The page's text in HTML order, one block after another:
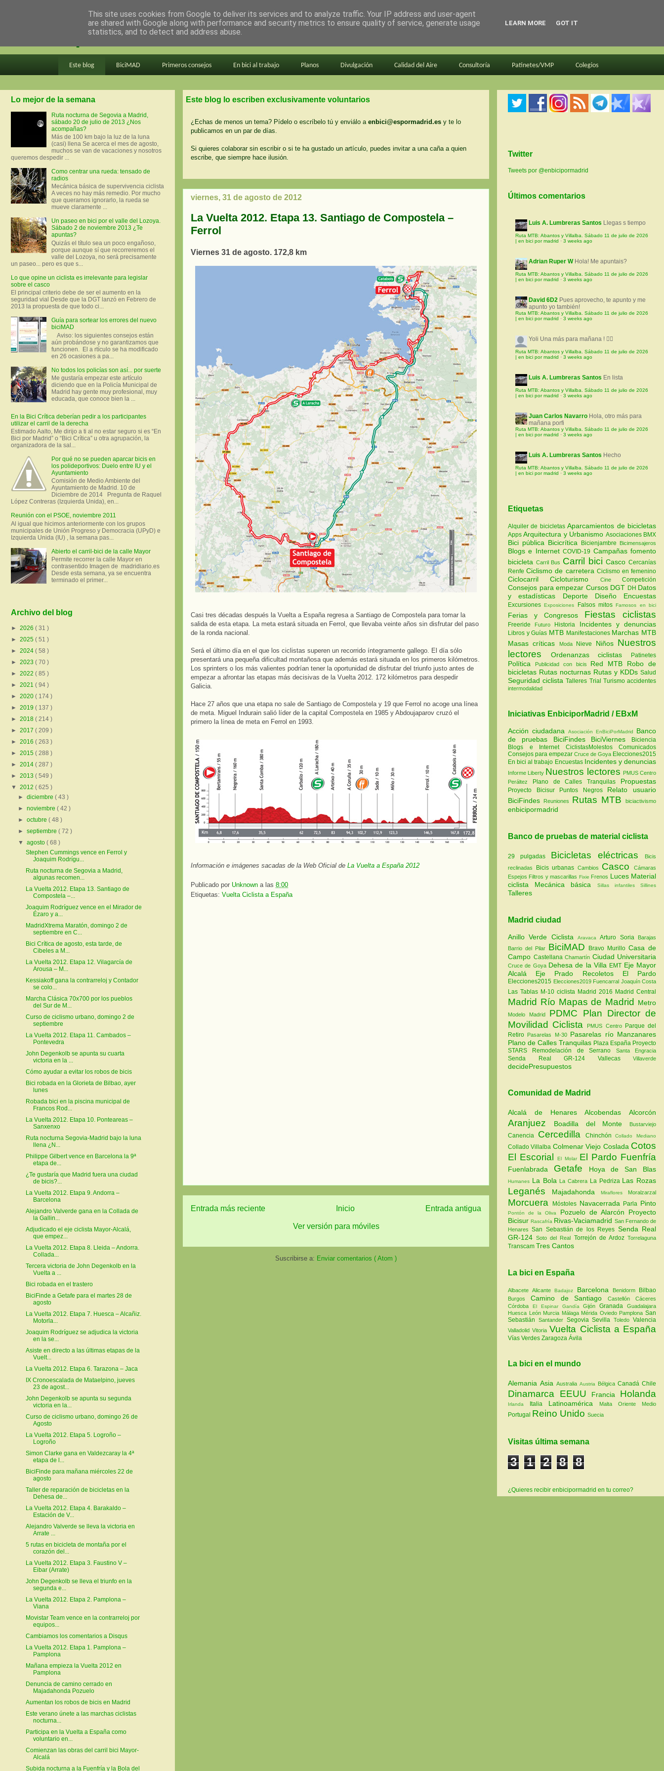
en bici por madrid
Este blog BiciMAD Primeros consejos En bici al trabajo Planos Divulgación Calidad del Aire Consultoría Patinetes/VMP Colegios
Este blog lo escriben exclusivamente voluntarios
¿Echas de menos un tema? Pídelo o escríbelo tú y enviálo a enbici@espormadrid.es y te lo
publicamos en un par de días.
Si quieres colaborar sin escribir o si te ha gustado un artículo, puedes invitar a una caña a quien
escribe, que siempre hace ilusión.
viernes, 31 de agosto de 2012
La Vuelta 2012. Etapa 13. Santiago de Compostela –
Ferrol
Viernes 31 de agosto. 172,8 km
Casi tres décadas después la Vuelta a España regresa a Santiago de Compostela para tomar la
salida de esta etapa. La meta estará situada en Ferrol, que llevaba veinte años sin disfrutar del paso
de la ronda nacional.
Será el último día en el que los ciclistas superen un recorrido íntegramente gallego. El día sólo
presentará una pequeña dificultad montañosa que además estará situada en los primeros kilómetros.
Los sprinters o los más valientes podrían tener la oportunidad de disfrutar del triunfo justo antes de
empezar a afrontar las etapas más decisivas de la Vuelta 2012. 172 kilómetros para despedir
Galicia.
Hace 27 años que una etapa no sale de Santiago de Compostela y 19 que Ferrol no acoge una línea
de meta. Miguel Indurain salió líder de la capital Compostela en 1985 y Abdoujaparov cruzó el
primero la línea de meta en Ferrol en 1993.
Información e imágenes sacadas de la Web Oficial de La Vuelta a España 2012
Publicado por Unknown a las 8:00
Etiquetas: Vuelta Ciclista a España
Entrada más reciente Entrada antigua
Inicio
Ver versión para móviles
Suscribirse a: Enviar comentarios ( Atom )
Lo mejor de la semana
Ruta nocturna de Segovia a Madrid,
sábado 20 de julio de 2013 ¿Nos
acompañas?
Más de 100 km bajo la luz de la luna
(casi) llena Se acerca el mes de agosto,
muchos se van de vacaciones y nosotros
queremos despedir ...
Como centrar una rueda: tensado de
radios
Mecánica básica de supervivencia ciclista
A veces no hay más remedio. Por mucho
que queramos ignorarlo, la rueda se
mueve claramente ...
Un paseo en bici por el valle del Lozoya.
Sábado 2 de noviembre 2013 ¿Te
apuntas?
Quizás el título sea un poco engañoso,
porque aunque sí que recorreremos el
valle del Lozoya, no será precisamente
un paseo... pero es que s...
Lo que opine un ciclista es irrelevante para legislar
sobre el casco
El principal criterio debe de ser el aumento en la
seguridad vial Desde que la DGT lanzó en Febrero de
2013 la propuesta de que todo ci...
Guía para sortear los errores del nuevo
biciMAD
Aviso: los siguientes consejos están
aún probándose y no garantizamos que
funcionen. El a rtículo se ha modificado
en 26 ocasiones a pa...
No todos los policías son así... por suerte
Me gustaría empezar este artículo
diciendo que en la Policía Municipal de
Madrid hay gente muy profesional, muy
educada, que conoce bien la ...
En la Bici Crítica deberían pedir a los participantes
utilizar el carril de la derecha
Estimado Aalto, Me dirijo a ti al no estar seguro si es “En
Bici por Madrid” o “Bici Crítica” u otra agrupación, la
organizadora de la sal...
Por qué no se pueden aparcar bicis en
los polideportivos: Duelo entre IU y el
Ayuntamiento
Comisión de Medio Ambiente del
Ayuntamiento de Madrid. 10 de
Diciembre de 2014 Pregunta de Raquel
López Contreras (Izquierda Unida), en...
Reunión con el PSOE, noviembre 2011
Al igual que hicimos anteriormente con los grupos
municipales de Unión Progreso y Democracia (UPyD) e
Izquierda Unida (IU) , la semana pas...
Abierto el carril-bici de la calle Mayor
Permite recorrer la calle Mayor en
contrasentido Imagen de madridiario.es
Desde esta semana, ya se encuentra
terminado el primer...
Archivo del blog
► 2026 ( 31 )
► 2025 ( 51 )
► 2024 ( 58 )
► 2023 ( 70 )
► 2022 ( 85 )
► 2021 ( 94 )
► 2020 ( 174 )
► 2019 ( 137 )
► 2018 ( 214 )
► 2017 ( 209 )
► 2016 ( 263 )
► 2015 ( 288 )
► 2014 ( 287 )
► 2013 ( 549 )
▼ 2012 ( 625 )
►diciembre( 43 )
►noviembre( 42 )
►octubre( 48 )
►septiembre( 72 )
▼agosto( 68 )
Stephen Cummings vence en Ferrol y
Joaquim Rodrígu...
Ruta nocturna de Segovia a Madrid,
algunas recomen...
La Vuelta 2012. Etapa 13. Santiago de
Compostela –...
Joaquim Rodríguez vence en el Mirador de
Ézaro y a...
MadridXtrema Maratón, domingo 2 de
septiembre en C...
Bici Crítica de agosto, esta tarde, de
Cibeles a M...
La Vuelta 2012. Etapa 12. Vilagarcía de
Arousa – M...
Kessiakoff gana la contrarreloj y Contador
se colo...
Marcha Clásica 70x700 por los pueblos
del Sur de M...
Curso de ciclismo urbano, domingo 2 de
septiembre
La Vuelta 2012. Etapa 11. Cambados –
Pontevedra
John Degenkolb se apunta su cuarta
victoria en la ...
Cómo ayudar a evitar los robos de bicis
Bici robada en la Glorieta de Bilbao, ayer
lunes
Robada bici en la piscina municipal de
Francos Rod...
La Vuelta 2012. Etapa 10. Ponteareas –
Sanxenxo
Ruta nocturna Segovia-Madrid bajo la luna
llena ¿N...
Philippe Gilbert vence en Barcelona la 9ª
etapa de...
¿Te gustaría que Madrid fuera una ciudad
de bicis?...
La Vuelta 2012. Etapa 9. Andorra –
Barcelona
Alejandro Valverde gana en la Collada de
la Gallin...
Adjudicado el eje ciclista Mayor-Alcalá,
que empez...
La Vuelta 2012. Etapa 8. Lleida – Andorra.
Collada...
Tercera victoria de John Degenkolb en la
Vuelta a ...
Bici robada en el trastero
BiciFinde a Getafe para el martes 28 de
agosto
La Vuelta 2012. Etapa 7. Huesca – Alcañiz.
Motorla...
Joaquim Rodríguez se adjudica la victoria
en la se...
Asiste en directo a las últimas etapas de la
Vuelt...
La Vuelta 2012. Etapa 6. Tarazona – Jaca
IX Cronoescalada de Mataelpino, jueves
23 de agost...
John Degenkolb se apunta su segunda
victoria en la...
Curso de ciclismo urbano, domingo 26 de
Agosto
La Vuelta 2012. Etapa 5. Logroño –
Logroño
Simon Clarke gana en Valdezcaray la 4ª
etapa de l...
BiciFinde para mañana miércoles 22 de
agosto
Taller de reparación de bicicletas en la
Dehesa de...
La Vuelta 2012. Etapa 4. Barakaldo –
Estación de V...
Alejandro Valverde se lleva la victoria en
Arrate ...
5 rutas en bicicleta de montaña por el
corazón del...
La Vuelta 2012. Etapa 3. Faustino V –
Eibar (Arrate)
John Degenkolb se lleva el triunfo en la
segunda e...
La Vuelta 2012. Etapa 2. Pamplona –
Viana
Movistar Team vence en la contrarreloj por
equipos...
Cambiamos los comentarios a Disqus
La Vuelta 2012. Etapa 1. Pamplona –
Pamplona
Mañana empieza la Vuelta 2012 en
Pamplona
Denuncia de camino cerrado en
Majadahonda Pozuelo
Aumentan los robos de bicis en Madrid
Este verano únete a las marchas ciclistas
nocturna...
Participa en la Vuelta a España como
voluntario en...
Comienzan las obras del carril bici Mayor-
Alcalá
Subida nocturna a la Fuenfría y la Bola del
Twitter
Tweets por @enbicipormadrid
Últimos comentarios
Luis A. Lumbreras Santos Llegas s tiempo
Ruta MTB: Abantos y Villalba. Sábado 11 de julio de 2026
| en bici por madrid · 3 weeks ago
Adrian Ruper W Hola! Me apuntais?
Ruta MTB: Abantos y Villalba. Sábado 11 de julio de 2026
| en bici por madrid · 3 weeks ago
David 6D2 Pues aprovecho, te apunto y me
apunto yo también!
Ruta MTB: Abantos y Villalba. Sábado 11 de julio de 2026
| en bici por madrid · 3 weeks ago
Yoli Una más para mañana ! 🚵‍♀️
Ruta MTB: Abantos y Villalba. Sábado 11 de julio de 2026
| en bici por madrid · 3 weeks ago
Luis A. Lumbreras Santos En lista
Ruta MTB: Abantos y Villalba. Sábado 11 de julio de 2026
| en bici por madrid · 3 weeks ago
Juan Carlos Navarro Hola, otro más para
mañana porfi
Ruta MTB: Abantos y Villalba. Sábado 11 de julio de 2026
| en bici por madrid · 3 weeks ago
Luis A. Lumbreras Santos Hecho
Ruta MTB: Abantos y Villalba. Sábado 11 de julio de 2026
| en bici por madrid · 3 weeks ago
Etiquetas
Alquiler de bicicletasAparcamientos de bicicletas
AppsArquitectura y Urbanismo Asociaciones BMX
Bici pública Bicicrítica Bicienjambre Bicimensajeros
Blogs e InternetCOVID-19 Campañas fomento
bicicleta Carril Bus Carril biciCascoCercanías
RenfeCiclismo de carretera Ciclismo en femenino
CiclocarrilCicloturismo CineCompetición
Consejos para empezar Cursos DGT DH Datos
y estadísticas Deporte Diseño Encuestas
ExcursionesExposiciones Falsos mitosFamosos en bici
Ferias y Congresos Fiestas ciclistas
Freeride Futuro Historia Incidentes y denuncias
Libros y Guías MTB Manifestaciones Marchas MTB
Masas críticas
Moda Nieve Niños Nuestros
lectores
Ordenanzas ciclistas Patinetes
Política Publicidad con bicis Red MTB Robo de
bicicletas Rutas nocturnas Rutas y KDDs Salud
Seguridad ciclistaTalleres Trial Turismoaccidentes
intermodalidad
Iniciativas EnbiciporMadrid / EBxM
Acción ciudadana Asociación EnBiciPorMadrid
Banco
de pruebas
BiciFindes BiciViernes
Biciencia
Blogs e Internet
CiclistasMolestos
Comunicados
Consejos para empezar Cruce de Goya Elecciones2015
En bici al trabajo Encuestas Incidentes y denuncias
Informe Liberty Nuestros lectores
PMUS Centro
Peráltez
Plano de Calles Tranquilas Propuestas
Proyecto Bicisur Puntos Negros
Relato usuario
BiciFindes
Reuniones Rutas MTB biciactivismo
enbicipormadrid
Banco de pruebas de material ciclista
29 pulgadas Bicicletas eléctricas
Bicis
reclinadas
Bicis urbanas Cambios Casco
Cámaras
Espejos Filtros y mascarillas Fixie Frenos Luces Material
ciclista
Mecánica básica Sillas infantiles Sillines
Talleres
Madrid ciudad
Anillo Verde Ciclista AravacaArturo Soria
Barajas
Barrio del Pilar BiciMAD Bravo MurilloCasa de
Campo Castellana Chamartín Ciudad Universitaria
Cruce de Goya Dehesa de la Villa EMT Eje Mayor
Alcalá Eje Prado Recoletos El Pardo
Elecciones2015 Elecciones2019 Fuencarral Joaquín Costa
Las Tablas M-10 ciclista Madrid 2016 Madrid Central
Madrid Río Mapas de Madrid Metro
Modelo Madrid PDMC Plan Director de
Movilidad Ciclista
PMUS Centro Parque del
Retiro Pasarelas M-30 Pasarelas río Manzanares
Plano de Calles Tranquilas Plaza España Proyecto
STARS Remodelación de Serrano Santa Engracia
Senda Real GR-124 Vallecas Villaverde
decidePresupuestos
Comunidad de Madrid
Alcalá de HenaresAlcobendas Alcorcón
Aranjuez Boadilla del Monte Bustarviejo
Canencia Cercedilla ChinchónCollado Mediano
Collado Villalba Colmenar Viejo Coslada Cotos
El EscorialEl Molar El Pardo Fuenfría
Fuenlabrada Getafe Hoya de San Blas
Humanes La Bola La Cabrera La Pedriza Las Rozas
Leganés Majadahonda Miraflores Moralzarzal
Morcuera Móstoles Navacerrada Parla Pinto
Pontón de la Oliva Pozuelo de Alarcón Proyecto
BicisurRascafría Rivas-Vaciamadrid San Fernando de
HenaresSan Sebastián de los Reyes Senda Real
GR-124Soto del Real Torrejón de ArdozTorrelaguna
Transcam Tres Cantos
La bici en España
AlbaceteAlicanteBadajoz Barcelona Benidorm Bilbao
Burgos Camino de SantiagoCastellónCáceres
Córdoba El Espinar GandíaGijónGranadaGuadalajara
Huesca León Murcia Málaga Mérida Oviedo PamplonaSan
Sebastián Santander SegoviaSevillaToledoValencia
ValladolidVitoria Vuelta Ciclista a España
Vías Verdes Zaragoza Ávila
La bici en el mundo
Alemania Asia Australia Austria Bélgica Canadá Chile
Dinamarca EEUU Francia Holanda
Irlanda Italia Latinoamérica Malta Oriente Medio
Portugal Reino Unido Suecia
Visitas última semana
3 1 2 8 8
¿Quieres recibir enbicipormadrid en tu correo?
This site uses cookies from Google to deliver its services and to analyze traffic. Your IP address and user-agent
are shared with Google along with performance and security metrics to ensure quality of service, generate usage
statistics, and to detect and address abuse.
LEARN MORE GOT IT